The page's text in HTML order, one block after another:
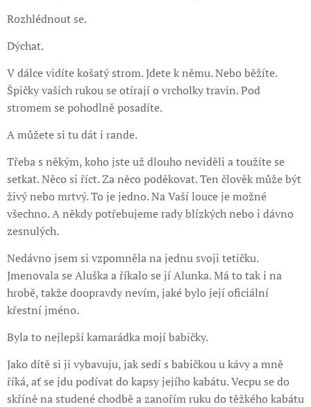
Rozhlédnout se.
Dýchat.
V dálce vidíte košatý strom. Jdete k němu. Nebo běžíte.
Špičky vašich rukou se otírají o vrcholky travin. Pod
stromem se pohodlně posadíte.
A můžete si tu dát i rande.
Třeba s někým, koho jste už dlouho neviděli a toužíte se
setkat. Něco si říct. Za něco poděkovat. Ten člověk může být
živý nebo mrtvý. To je jedno. Na Vaší louce je možné
všechno. A někdy potřebujeme rady blízkých nebo i dávno
zesnulých.
Nedávno jsem si vzpomněla na jednu svoji tetičku.
Jmenovala se Aluška a říkalo se jí Alunka. Má to tak i na
hrobě, takže doopravdy nevím, jaké bylo její oficiální
křestní jméno.
Byla to nejlepší kamarádka mojí babičky.
Jako dítě si ji vybavuju, jak sedí s babičkou u kávy a mně
říká, ať se jdu podívat do kapsy jejího kabátu. Vecpu se do
skříně na studené chodbě a zanořím ruku do těžkého kabátu